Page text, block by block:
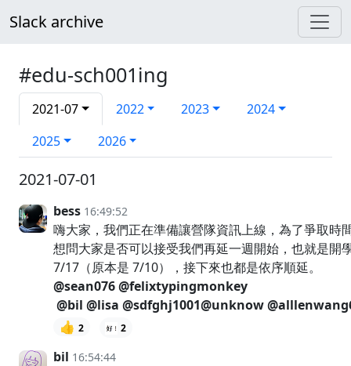
Slack archive
#edu-sch001ing
2021-07 2022 2023
2024
2025
2026
2021-07-01
bess 16:49:52
嗨大家，我們正在準備讓營隊資訊上線，為了爭取時
想問大家是否可以接受我們再延一週開始，也就是開
7/17（原本是 7/10），接下來也都是依序順延。
@sean076@felixtypingmonkey
@bil @lisa @sdfghj1001@unknow
👍 2 2
bil 16:54:44